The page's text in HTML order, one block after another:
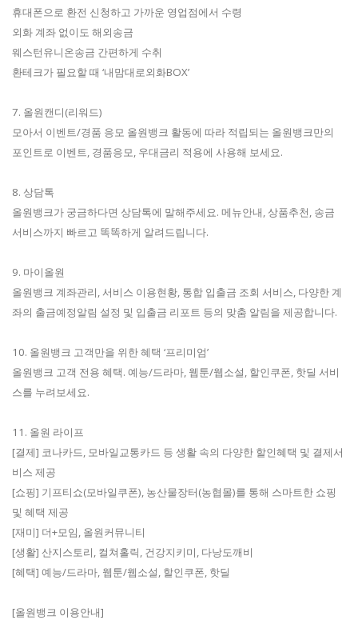
휴대폰으로 환전 신청하고 가까운 영업점에서 수령
외화 계좌 없이도 해외송금
웨스턴유니온송금 간편하게 수취
환테크가 필요할 때 ‘내맘대로외화BOX’
7. 올원캔디(리워드)
모아서 이벤트/경품 응모 올원뱅크 활동에 따라 적립되는 올원뱅크만의
포인트로 이벤트, 경품응모, 우대금리 적용에 사용해 보세요.
8. 상담톡
올원뱅크가 궁금하다면 상담톡에 말해주세요. 메뉴안내, 상품추천, 송금
서비스까지 빠르고 똑똑하게 알려드립니다.
9. 마이올원
올원뱅크 계좌관리, 서비스 이용현황, 통합 입출금 조회 서비스, 다양한 계
좌의 출금예정알림 설정 및 입출금 리포트 등의 맞춤 알림을 제공합니다.
10. 올원뱅크 고객만을 위한 혜택 ‘프리미엄’
올원뱅크 고객 전용 혜택. 예능/드라마, 웹툰/웹소설, 할인쿠폰, 핫딜 서비
스를 누려보세요.
11. 올원 라이프
[결제] 코나카드, 모바일교통카드 등 생활 속의 다양한 할인혜택 및 결제서
비스 제공
[쇼핑] 기프티쇼(모바일쿠폰), 농산물장터(농협몰)를 통해 스마트한 쇼핑
및 혜택 제공
[재미] 더+모임, 올원커뮤니티
[생활] 산지스토리, 컬쳐홀릭, 건강지키미, 다낭도깨비
[혜택] 예능/드라마, 웹툰/웹소설, 할인쿠폰, 핫딜
[올원뱅크 이용안내]